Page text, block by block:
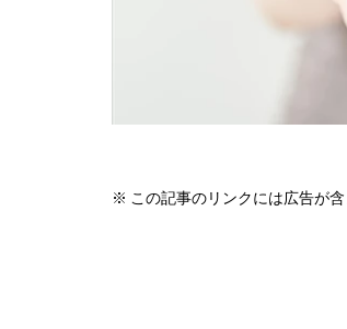
※ この記事のリンクには広告が含